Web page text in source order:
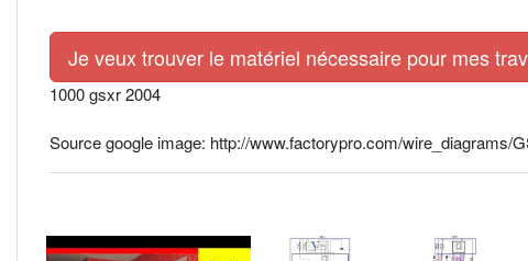
Je veux trouver le matériel nécessaire pour mes
1000 gsxr 2004
Source google image: http://www.factorypro.com/wire_diagrams/